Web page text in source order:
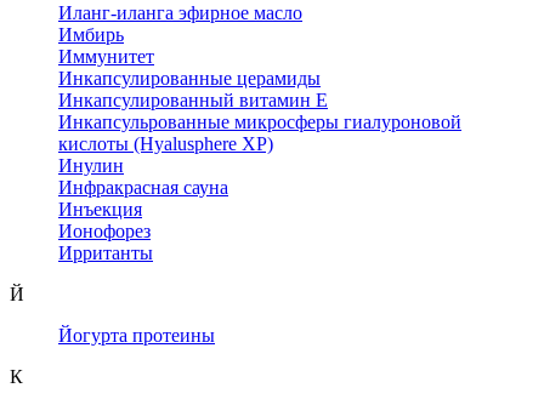
Иланг-иланга эфирное масло
Имбирь
Иммунитет
Инкапсулированные церамиды
Инкапсулированный витамин Е
Инкапсульрованные микросферы гиалуроновой
кислоты (Hyalusphere XP)
Инулин
Инфракрасная сауна
Инъекция
Ионофорез
Ирританты
Й
Йогурта протеины
К